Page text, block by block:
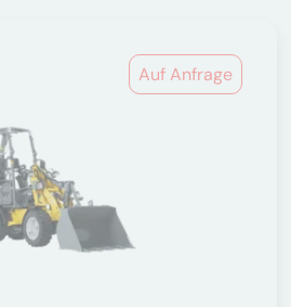
Auf Anfrage